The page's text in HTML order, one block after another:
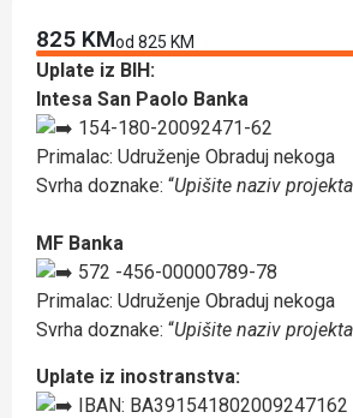
825 KMod 825 KM
Uplate iz BIH:
Intesa San Paolo Banka
154-180-20092471-62
Primalac: Udruženje Obraduj nekoga
Svrha doznake: “Upišite naziv projekta
MF Banka
572 -456-00000789-78
Primalac: Udruženje Obraduj nekoga
Svrha doznake: “Upišite naziv projekta
Uplate iz inostranstva:
IBAN: BA391541802009247162